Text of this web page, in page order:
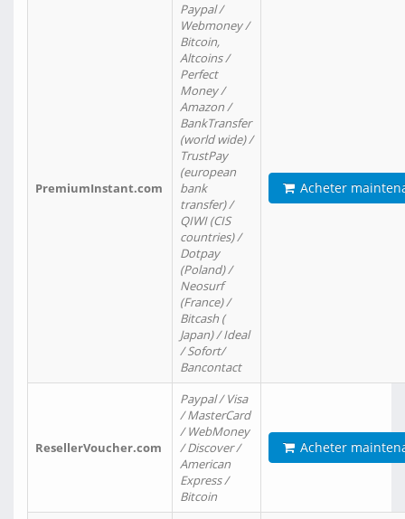
PremiumInstant.com
Paypal /
Webmoney /
Bitcoin,
Altcoins /
Perfect
Money /
Amazon /
BankTransfer
(world wide) /
TrustPay
(european
bank
transfer) /
QIWI (CIS
countries) /
Dotpay
(Poland) /
Neosurf
(France) /
Bitcash (
Japan) / Ideal
/ Sofort/
Bancontact
Acheter
ResellerVoucher.com
Paypal / Visa
/ MasterCard
/ WebMoney
/ Discover /
American
Express /
Bitcoin
Acheter